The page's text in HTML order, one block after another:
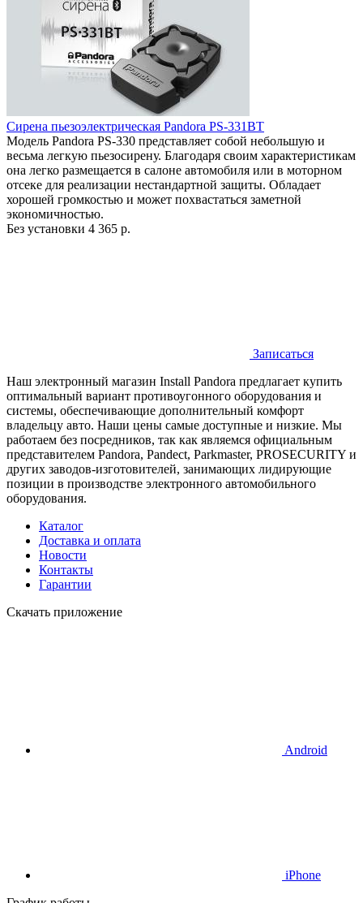
Сирена пьезоэлектрическая Pandora PS-331BT
Модель Pandora PS-330 представляет собой небольшую и
весьма легкую пьезосирену. Благодаря своим характеристикам
она легко размещается в салоне автомобиля или в моторном
отсеке для реализации нестандартной защиты. Обладает
хорошей громкостью и может похвастаться заметной
экономичностью.
Без установки 4 365 р.
Записаться
Наш электронный магазин Install Pandora предлагает купить
оптимальный вариант противоугонного оборудования и
системы, обеспечивающие дополнительный комфорт
владельцу авто. Наши цены самые доступные и низкие. Мы
работаем без посредников, так как являемся официальным
представителем Pandora, Pandect, Parkmaster, PROSECURITY и
других заводов-изготовителей, занимающих лидирующие
позиции в производстве электронного автомобильного
оборудования.
Каталог
Доставка и оплата
Новости
Контакты
Гарантии
Скачать приложение
Android
iPhone